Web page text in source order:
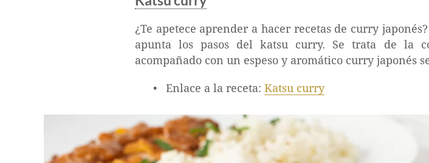
¿Te apetece aprender a hacer recetas de curry
apunta los pasos del katsu curry. Se trata de la
acompañado con un espeso y aromático curry japonés
Enlace a la receta: Katsu curry